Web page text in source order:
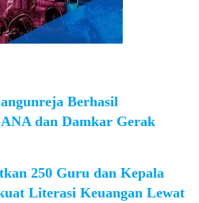
Berhasil
dan Damkar Gerak
250 Guru dan Kepala
Literasi Keuangan Lewat